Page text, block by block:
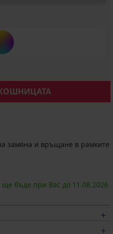
замяна и връщане в рамките
ще бъде при Вас до 11.08.2026